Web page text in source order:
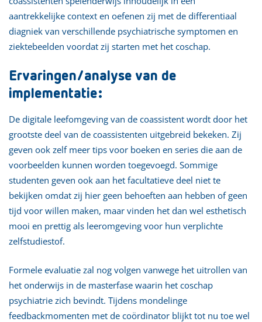
aantrekkelijke context en oefenen zij met de differentiaal
diagniek van verschillende psychiatrische symptomen en
ziektebeelden voordat zij starten met het coschap.
Ervaringen/analyse van de
implementatie:
De digitale leefomgeving van de coassistent wordt door het
grootste deel van de coassistenten uitgebreid bekeken. Zij
geven ook zelf meer tips voor boeken en series die aan de
voorbeelden kunnen worden toegevoegd. Sommige
studenten geven ook aan het facultatieve deel niet te
bekijken omdat zij hier geen behoeften aan hebben of geen
tijd voor willen maken, maar vinden het dan wel esthetisch
mooi en prettig als leeromgeving voor hun verplichte
zelfstudiestof.
Formele evaluatie zal nog volgen vanwege het uitrollen van
het onderwijs in de masterfase waarin het coschap
psychiatrie zich bevindt. Tijdens mondelinge
feedbackmomenten met de coördinator blijkt tot nu toe wel